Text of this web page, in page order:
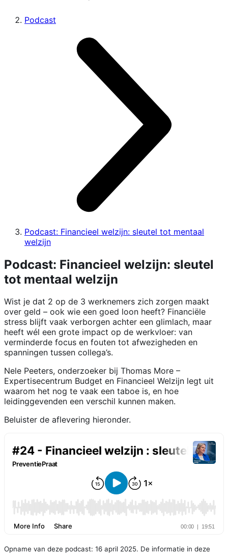
Podcast
Podcast: Financieel welzijn: sleutel tot mentaal
welzijn
Podcast: Financieel welzijn: sleutel
tot mentaal welzijn
Wist je dat 2 op de 3 werknemers zich zorgen maakt
over geld – ook wie een goed loon heeft? Financiële
stress blijft vaak verborgen achter een glimlach, maar
heeft wél een grote impact op de werkvloer: van
verminderde focus en fouten tot afwezigheden en
spanningen tussen collega’s.
Nele Peeters, onderzoeker bij Thomas More –
Expertisecentrum Budget en Financieel Welzijn legt uit
waarom het nog te vaak een taboe is, en hoe
leidinggevenden een verschil kunnen maken.
Beluister de aflevering hieronder.
Opname van deze podcast: 16 april 2025. De informatie in deze